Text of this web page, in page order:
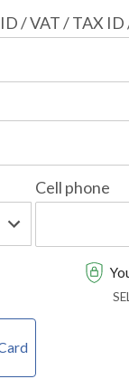
/ VAT / TAX
Cell phone